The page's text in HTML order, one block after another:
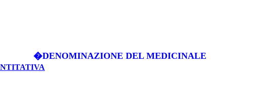
�DENOMINAZIONE DEL MEDICINALE